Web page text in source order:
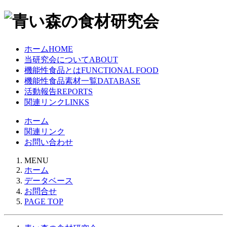
ホームHOME
当研究会についてABOUT
機能性食品とはFUNCTIONAL FOOD
機能性食品素材一覧DATABASE
活動報告REPORTS
関連リンクLINKS
ホーム
関連リンク
お問い合わせ
MENU
ホーム
データベース
お問合せ
PAGE TOP